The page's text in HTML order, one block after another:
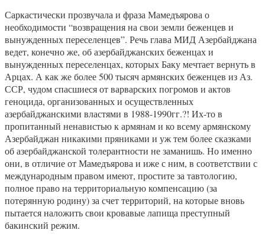
Саркастически прозвучала и фраза Мамедъярова о
необходимости “возвращения на свои земли беженцев и
вынужденных переселенцев”. Речь глава МИД Азербайджана
ведет, конечно же, об азербайджанских беженцах и
вынужденных переселенцах, которых Баку мечтает вернуть в
Арцах. А как же более 500 тысяч армянских беженцев из Аз.
ССР, чудом спасшиеся от варварских погромов и актов
геноцида, организованных и осуществленных
азербайджанскими властями в 1988-1990гг.?! Их-то в
пропитанный ненавистью к армянам и ко всему армянскому
Азербайджан никакими пряниками и уж тем более сказками
об азербайджанской толерантности не заманишь. Но именно
они, в отличие от Мамедъярова и иже с ним, в соответствии с
международным правом имеют, простите за тавтологию,
полное право на территориальную компенсацию (за
потерянную родину) за счет территорий, на которые вновь
пытается наложить свои кровавые лапища преступный
бакинский режим.